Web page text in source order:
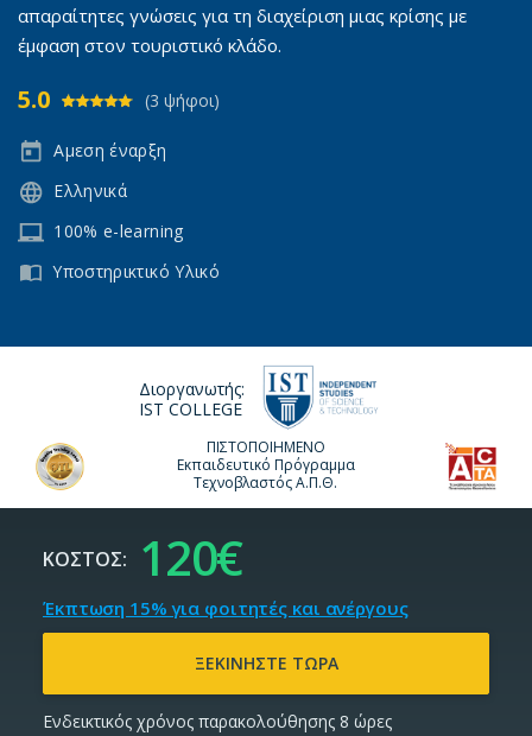
απαραίτητες γνώσεις για τη διαχείριση μιας κρίσης με
έμφαση στον τουριστικό κλάδο.
5.0 (3 ψήφοι)
Αμεση έναρξη
Ελληνικά
100% e-learning
Υποστηρικτικό Υλικό
Διοργανωτής:
IST COLLEGE
ΠΙΣΤΟΠΟΙΗΜΕΝΟ
Εκπαιδευτικό Πρόγραμμα
Τεχνοβλαστός Α.Π.Θ.
ΚΟΣΤΟΣ: 120€
Έκπτωση 15% για φοιτητές και ανέργους
Ενδεικτικός χρόνος παρακολούθησης 8 ώρες